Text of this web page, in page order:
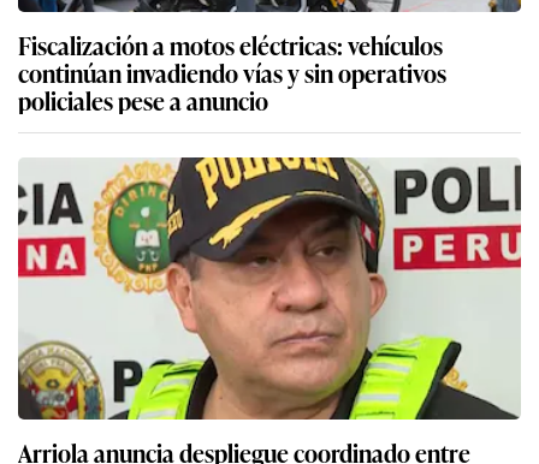
Fiscalización a motos eléctricas: vehículos
continúan invadiendo vías y sin operativos
policiales pese a anuncio
Arriola anuncia despliegue coordinado entre